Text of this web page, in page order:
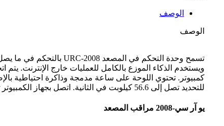
الوصف
الوصف
للتحديد تصل إلى 56.6 كيلوبت في الثانية. اتصل بجهاز الكمبيوتر Integra32 Server عبر وحدات تحكم IRC 2000 أو مباشرة عبر محول RS232/485، بإجمالي يصل إلى 16 لوحة لكل شبكة تحكم
يو آر سي-2008 مراقب المصعد